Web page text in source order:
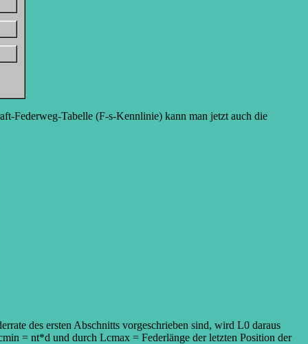
Federweg-Tabelle (F-s-Kennlinie) kann man jetzt auch die
des ersten Abschnitts vorgeschrieben sind, wird L0 daraus
= nt*d und durch Lcmax = Federlänge der letzten Position der